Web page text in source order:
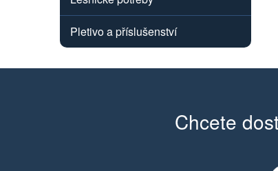
Pletivo a příslušenství
Chcete